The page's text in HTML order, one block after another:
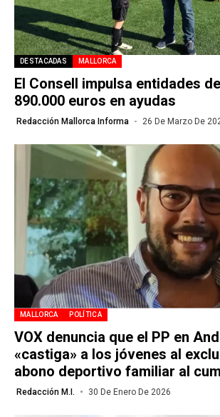
DESTACADAS MALLORCA
El Consell impulsa entidades
890.000 euros en ayudas
Redacción Mallorca Informa 26 De Marzo De
MALLORCA POLÍTICA
VOX denuncia que el PP en
«castiga» a los jóvenes al
abono deportivo familiar al
Redacción M.I. 30 De Enero De 2026